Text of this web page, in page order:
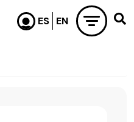
Skip to main content